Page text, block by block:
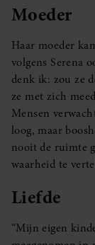
Moeder
Haar moeder
volgens Serena
denk ik: zou ze
ze met zich
Mensen
loog, maar
nooit de ruimte
waarheid te
Liefde
“Mijn eigen